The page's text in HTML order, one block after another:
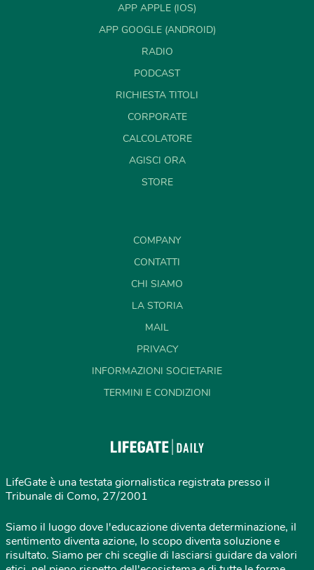
APP APPLE (IOS)
APP GOOGLE (ANDROID)
RADIO
PODCAST
RICHIESTA TITOLI
CORPORATE
CALCOLATORE
AGISCI ORA
STORE
COMPANY
CONTATTI
CHI SIAMO
LA STORIA
MAIL
PRIVACY
INFORMAZIONI SOCIETARIE
TERMINI E CONDIZIONI
LifeGate è una testata giornalistica registrata presso il
Tribunale di Como, 27/2001
Siamo il luogo dove l'educazione diventa determinazione, il
sentimento diventa azione, lo scopo diventa soluzione e
risultato. Siamo per chi sceglie di lasciarsi guidare da valori